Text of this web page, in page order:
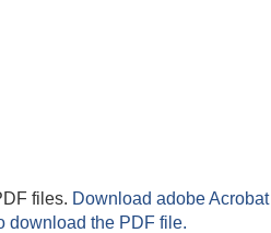
files. Download adobe Acrobat
download the PDF file.